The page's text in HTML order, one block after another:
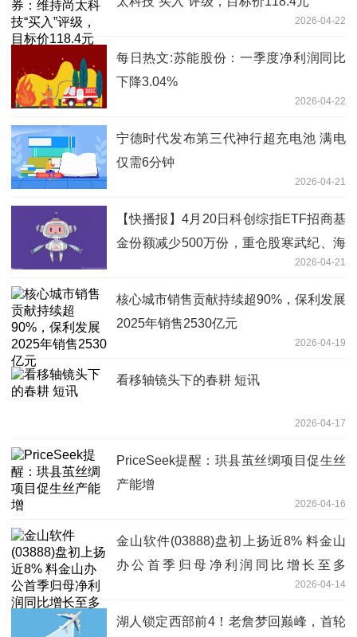
2026-04-22
每日热文:苏能股份：一季度净利润同比
下降3.04%
2026-04-22
宁德时代发布第三代神行超充电池 满电
仅需6分钟
2026-04-21
【快播报】4月20日科创综指ETF招商基
金份额减少500万份，重仓股寒武纪、海
2026-04-21
核心城市销售贡献持续超90%，保利发展
2025年销售2530亿元
2026-04-19
看移轴镜头下的春耕 短讯
2026-04-17
PriceSeek提醒：珙县茧丝绸项目促生丝
产能增
2026-04-16
金山软件(03888)盘初上扬近8% 料金山
办公首季归母净利润同比增长至多
2026-04-14
湖人锁定西部前4！老詹梦回巅峰，首轮